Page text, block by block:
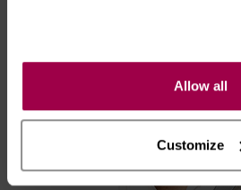
Allow all
Customize